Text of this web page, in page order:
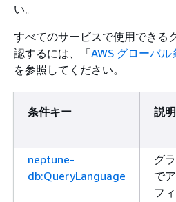
い。
すべてのサービスで使用できる
認するには、「AWS グローバ
を参照してください。
条件キー 説明
neptune-
db:QueryLanguage
グ
で
フ